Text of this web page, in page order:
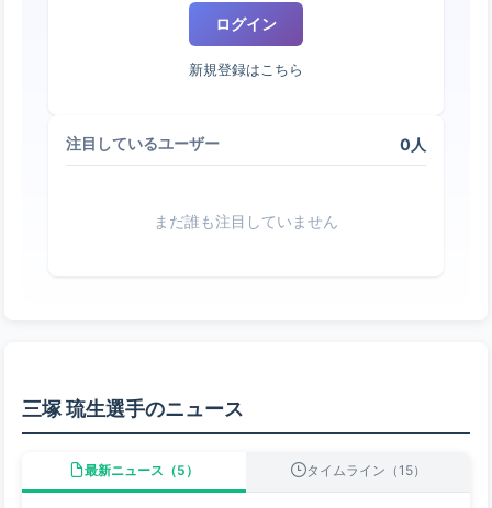
ログイン
新規登録はこちら
注目しているユーザー 0人
まだ誰も注目していません
三塚 琉生選手のニュース
最新ニュース（5） タイムライン（15）